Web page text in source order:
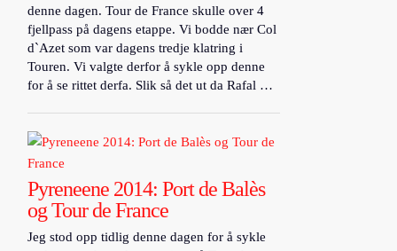
denne dagen. Tour de France skulle over 4
fjellpass på dagens etappe. Vi bodde nær Col
d`Azet som var dagens tredje klatring i
Touren. Vi valgte derfor å sykle opp denne
for å se rittet derfa. Slik så det ut da Rafal …
Pyreneene 2014: Port de Balès
og Tour de France
Jeg stod opp tidlig denne dagen for å sykle